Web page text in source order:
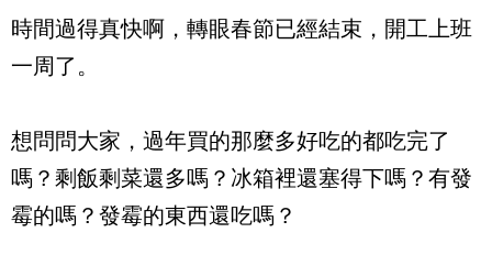
時間過得真快啊，轉眼春節已經結束，開工上班
一周了。
想問問大家，過年買的那麼多好吃的都吃完了
嗎？剩飯剩菜還多嗎？冰箱裡還塞得下嗎？有發
霉的嗎？發霉的東西還吃嗎？